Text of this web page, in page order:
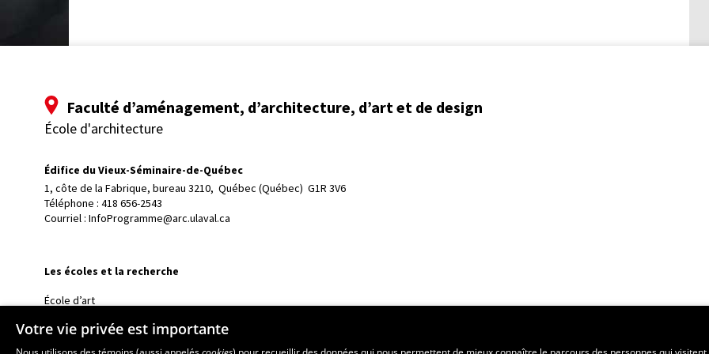
Faculté d’aménagement, d’architecture, d’art et de design
École d'architecture
Édifice du Vieux-Séminaire-de-Québec
1, côte de la Fabrique, bureau 3210, Québec (Québec)  G1R 3V6
Téléphone : 418 656-2543
Courriel : InfoProgramme@arc.ulaval.ca
Les écoles et la recherche
École d’art
École de design
Votre vie privée est importante